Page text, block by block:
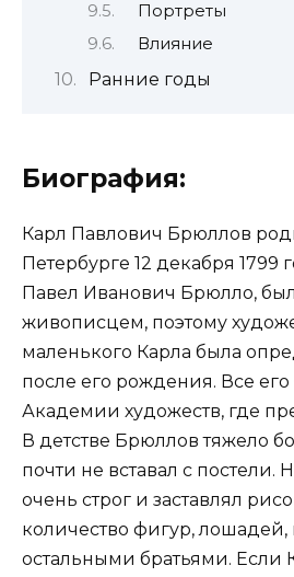
Портреты
Влияние
Ранние годы
Биография:
Карл Павлович Брюллов
Петербурге 12 декабря 1799
Павел Иванович Брюлло,
живописцем, поэтому
маленького Карла была
после его рождения. Все его
Академии художеств, где
В детстве Брюллов тяжело
почти не вставал с постели.
очень строг и заставлял
количество фигур, лошадей,
остальными братьями. Если